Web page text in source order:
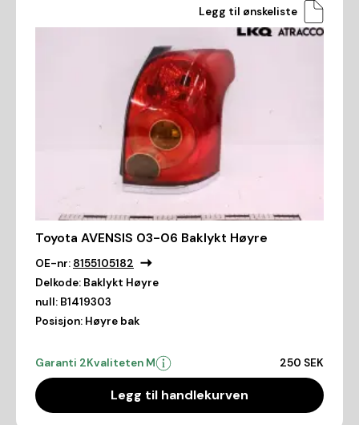
Legg til ønskeliste
Toyota AVENSIS 03-06 Baklykt Høyre
OE-nr: 8155105182
Delkode: Baklykt Høyre
null: B1419303
Posisjon: Høyre bak
Garanti 2Kvaliteten M 250 SEK
Legg til handlekurven